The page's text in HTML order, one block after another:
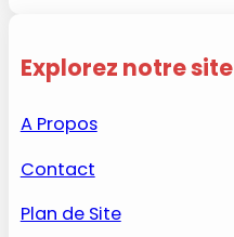
Explorez notre site
A Propos
Contact
Plan de Site